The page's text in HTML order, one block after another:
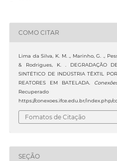
COMO CITAR
Lima da Silva, K. M. ., Marinho, G. .,
& Rodrigues, K. . DEGRADAÇÃO
SINTÉTICO DE INDÚSTRIA TÊXTIL
REATORES EM BATELADA.
https://conexoes.ifce.edu.br/index.php/
Fomatos de Citação
SEÇÃO